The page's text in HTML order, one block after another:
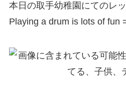
本日の取手幼稚園にてのレ
Playing a drum is lots of fun